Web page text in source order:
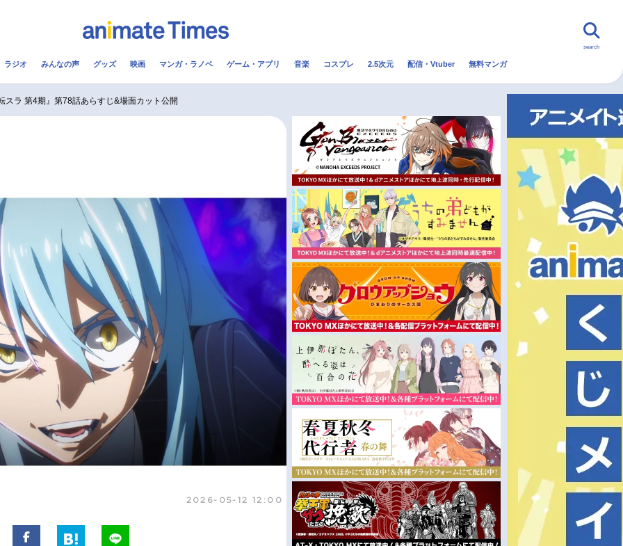
配信・Vtuber トレンド 無料マンガ
実写化映画一覧
男性声優/女性声優一覧
今期アニメ曜日別一覧
春アニメ
夏アニメ
秋アニメ
冬アニメ
FOLLOW US
search
ラジオ みんなの声 グッズ 映画 マンガ・ラノベ ゲーム・アプリ 音楽 コスプレ 2.5次元 配信・Vtuber 無料マンガ
スラ 第4期』第78話あらすじ&場面カット公開
2026-05-12 12:00